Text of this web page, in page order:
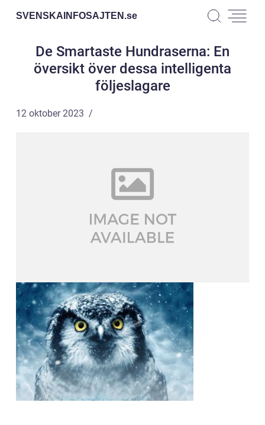
SVENSKAINFOSAJTEN.se
De Smartaste Hundraserna: En
översikt över dessa intelligenta
följeslagare
12 oktober 2023